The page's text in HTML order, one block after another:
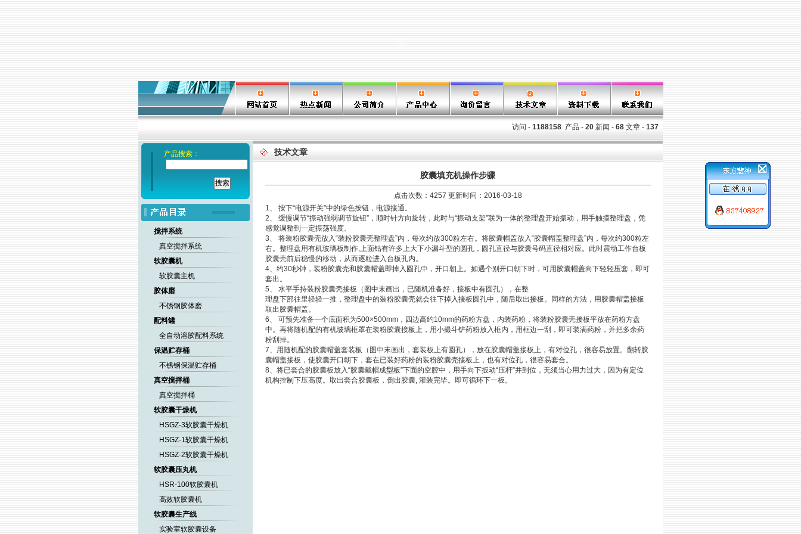
访问 - 1188158 产品 - 20 新闻 - 68 文章 - 137
产品搜索：
搅拌系统
真空搅拌系统
软胶囊机
软胶囊主机
胶体磨
不锈钢胶体磨
配料罐
全自动溶胶配料系统
保温贮存桶
不锈钢保温贮存桶
真空搅拌桶
真空搅拌桶
软胶囊干燥机
HSGZ-3软胶囊干燥机
HSGZ-1软胶囊干燥机
HSGZ-2软胶囊干燥机
软胶囊压丸机
HSR-100软胶囊机
高效软胶囊机
软胶囊生产线
实验室软胶囊设备
技术文章
胶囊填充机操作步骤
点击次数：4257 更新时间：2016-03-18
1、 按下“电源开关”中的绿色按钮，电源接通。
2、 缓慢调节“振动强弱调节旋钮”，顺时针方向旋转，此时与“振动支架”联为一体的整理盘开始振动，用手触摸整理盘，凭
感觉调整到一定振荡强度。
3、 将装粉胶囊壳放入“装粉胶囊壳整理盘”内，每次约放300粒左右。将胶囊帽盖放入“胶囊帽盖整理盘”内，每次约300粒左
右。整理盘用有机玻璃板制作,上面钻有许多上大下小漏斗型的圆孔，圆孔直径与胶囊号码直径相对应。此时震动工作台板
胶囊壳前后稳慢的移动，从而逐粒进入台板孔内。
4、约30秒钟，装粉胶囊壳和胶囊帽盖即掉入圆孔中，开口朝上。如遇个别开口朝下时，可用胶囊帽盖向下轻轻压套，即可
套出。
5、 水平手持装粉胶囊壳接板（图中末画出，已随机准备好，接板中有圆孔），在整
理盘下部往里轻轻一推，整理盘中的装粉胶囊壳就会往下掉入接板圆孔中，随后取出接板。同样的方法，用胶囊帽盖接板
取出胶囊帽盖。
6、 可预先准备一个底面积为500×500mm，四边高约10mm的药粉方盘，内装药粉，将装粉胶囊壳接板平放在药粉方盘
中。再将随机配的有机玻璃框罩在装粉胶囊接板上，用小撮斗铲药粉放入框内，用框边一刮，即可装满药粉，并把多余药
粉刮掉。
7、用随机配的胶囊帽盖套装板（图中末画出，套装板上有圆孔），放在胶囊帽盖接板上，有对位孔，很容易放置。翻转胶
囊帽盖接板，使胶囊开口朝下，套在已装好药粉的装粉胶囊壳接板上，也有对位孔，很容易套合。
8、将已套合的胶囊板放入“胶囊戴帽成型板”下面的空腔中，用手向下扳动“压杆”并到位，无须当心用力过大，因为有定位
机构控制下压高度。取出套合胶囊板，倒出胶囊, 灌装完毕。即可循环下一板。